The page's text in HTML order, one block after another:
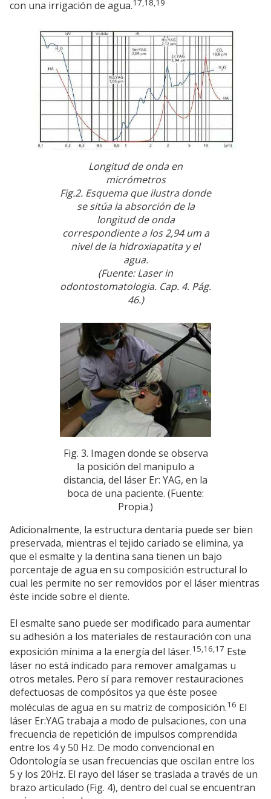
con una irrigación de agua.17,18,19
Longitud de onda en
micrómetros
Fig.2. Esquema que ilustra donde
se sitúa la absorción de la
longitud de onda
correspondiente a los 2,94 um a
nivel de la hidroxiapatita y el
agua.
(Fuente: Laser in
odontostomatologia. Cap. 4. Pág.
46.)
Fig. 3. Imagen donde se observa
la posición del manipulo a
distancia, del láser Er: YAG, en la
boca de una paciente. (Fuente:
Propia.)
Adicionalmente, la estructura dentaria puede ser bien
preservada, mientras el tejido cariado se elimina, ya
que el esmalte y la dentina sana tienen un bajo
porcentaje de agua en su composición estructural lo
cual les permite no ser removidos por el láser mientras
éste incide sobre el diente.
El esmalte sano puede ser modificado para aumentar
su adhesión a los materiales de restauración con una
exposición mínima a la energía del láser.15,16,17 Este
láser no está indicado para remover amalgamas u
otros metales. Pero sí para remover restauraciones
defectuosas de compósitos ya que éste posee
moléculas de agua en su matriz de composición.16 El
láser Er:YAG trabaja a modo de pulsaciones, con una
frecuencia de repetición de impulsos comprendida
entre los 4 y 50 Hz. De modo convencional en
Odontología se usan frecuencias que oscilan entre los
5 y los 20Hz. El rayo del láser se traslada a través de un
brazo articulado (Fig. 4), dentro del cual se encuentran